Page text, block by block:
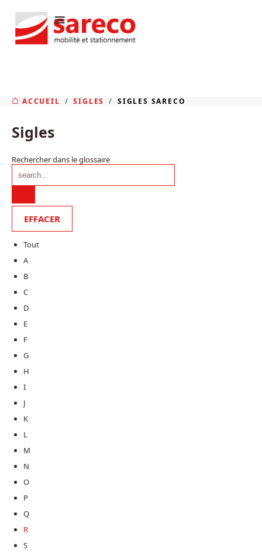
≡
ACCUEIL SIGLES SIGLES SARECO
Sigles
Rechercher dans le glossaire
Tout
A
B
C
D
E
F
G
H
I
J
K
L
M
N
O
P
Q
R
S